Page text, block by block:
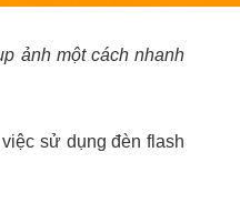
ảnh một cách nhanh
sử dụng đèn flash